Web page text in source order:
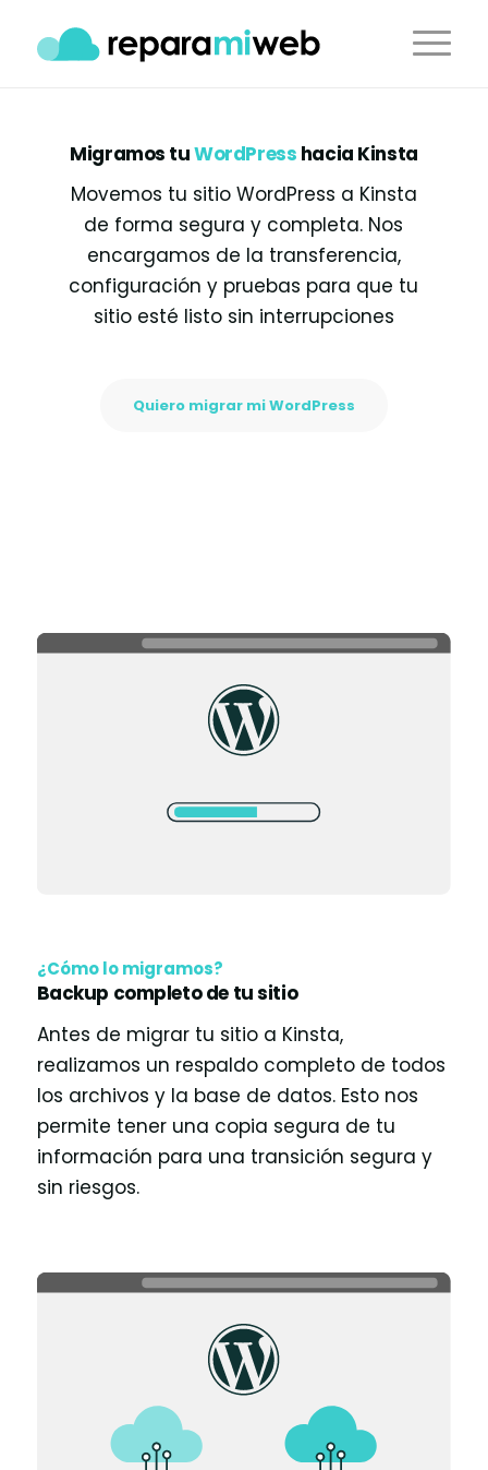
Migramos tuWordPress hacia Kinsta
Movemos tu sitio WordPress a Kinsta
de forma segura y completa. Nos
encargamos de la transferencia,
configuración y pruebas para que tu
sitio esté listo sin interrupciones
Quiero migrar mi WordPress
¿Cómo lo migramos?
Backup completo de tu sitio
Antes de migrar tu sitio a Kinsta,
realizamos un respaldo completo de todos
los archivos y la base de datos. Esto nos
permite tener una copia segura de tu
información para una transición segura y
sin riesgos.